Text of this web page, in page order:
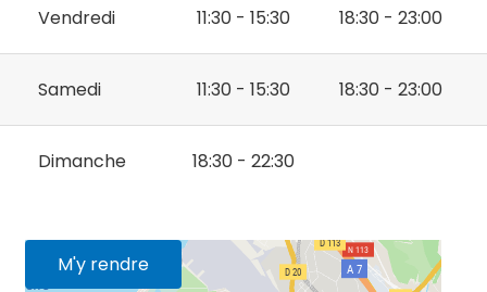
Vendredi 11:30 - 15:30 18:30 - 23:00
Samedi 11:30 - 15:30 18:30 - 23:00
Dimanche 18:30 - 22:30
M'y rendre